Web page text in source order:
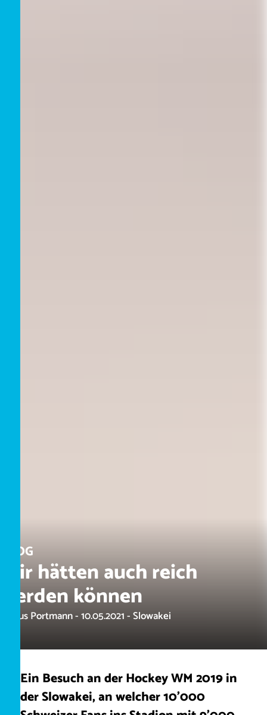
BLOG
Wir hätten auch reich
werden können
Marius Portmann - 10.05.2021 - Slowakei
Ein Besuch an der Hockey WM 2019 in
der Slowakei, an welcher 10’000